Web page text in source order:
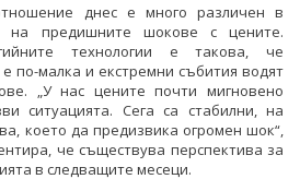
днес е много различен в
на предишните шокове с цените.
технологии е такова, че
по-малка и екстремни събития водят
„У нас цените почти мигновено
ситуацията. Сега са стабилни, на
което да предизвика огромен шок“,
че съществува перспектива за
в следващите месеци.